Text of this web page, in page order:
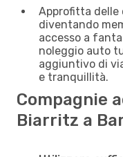
Approfitta delle
diventando
accesso a
noleggio auto
aggiuntivo di
e tranquillità.
Compagnie
Biarritz a